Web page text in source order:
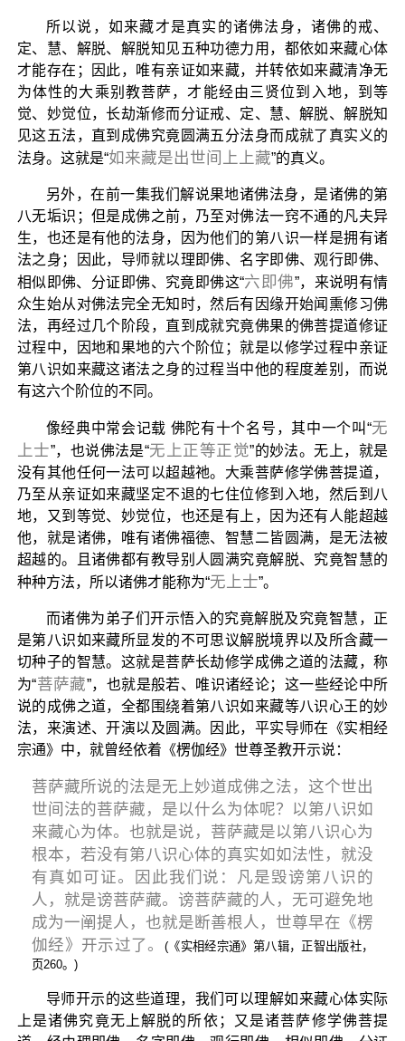
所以说，如来藏才是真实的诸佛法身，诸佛的戒、
定、慧、解脱、解脱知见五种功德力用，都依如来藏心体
才能存在；因此，唯有亲证如来藏，并转依如来藏清净无
为体性的大乘别教菩萨，才能经由三贤位到入地，到等
觉、妙觉位，长劫渐修而分证戒、定、慧、解脱、解脱知
见这五法，直到成佛究竟圆满五分法身而成就了真实义的
法身。这就是“如来藏是出世间上上藏”的真义。
另外，在前一集我们解说果地诸佛法身，是诸佛的第
八无垢识；但是成佛之前，乃至对佛法一窍不通的凡夫异
生，也还是有他的法身，因为他们的第八识一样是拥有诸
法之身；因此，导师就以理即佛、名字即佛、观行即佛、
相似即佛、分证即佛、究竟即佛这“六即佛”，来说明有情
众生始从对佛法完全无知时，然后有因缘开始闻熏修习佛
法，再经过几个阶段，直到成就究竟佛果的佛菩提道修证
过程中，因地和果地的六个阶位；就是以修学过程中亲证
第八识如来藏这诸法之身的过程当中他的程度差别，而说
有这六个阶位的不同。
像经典中常会记载 佛陀有十个名号，其中一个叫“无
上士”，也说佛法是“无上正等正觉”的妙法。无上，就是
没有其他任何一法可以超越祂。大乘菩萨修学佛菩提道，
乃至从亲证如来藏坚定不退的七住位修到入地，然后到八
地，又到等觉、妙觉位，也还是有上，因为还有人能超越
他，就是诸佛，唯有诸佛福德、智慧二皆圆满，是无法被
超越的。且诸佛都有教导别人圆满究竟解脱、究竟智慧的
种种方法，所以诸佛才能称为“无上士”。
而诸佛为弟子们开示悟入的究竟解脱及究竟智慧，正
是第八识如来藏所显发的不可思议解脱境界以及所含藏一
切种子的智慧。这就是菩萨长劫修学成佛之道的法藏，称
为“菩萨藏”，也就是般若、唯识诸经论；这一些经论中所
说的成佛之道，全都围绕着第八识如来藏等八识心王的妙
法，来演述、开演以及圆满。因此，平实导师在《实相经
宗通》中，就曾经依着《楞伽经》世尊圣教开示说：
菩萨藏所说的法是无上妙道成佛之法，这个世出
世间法的菩萨藏，是以什么为体呢？以第八识如
来藏心为体。也就是说，菩萨藏是以第八识心为
根本，若没有第八识心体的真实如如法性，就没
有真如可证。因此我们说：凡是毁谤第八识的
人，就是谤菩萨藏。谤菩萨藏的人，无可避免地
成为一阐提人，也就是断善根人，世尊早在《楞
伽经》开示过了。
(《实相经宗通》第八辑，正智出版社，
页260。)
导师开示的这些道理，我们可以理解如来藏心体实际
上是诸佛究竟无上解脱的所依；又是诸菩萨修学佛菩提